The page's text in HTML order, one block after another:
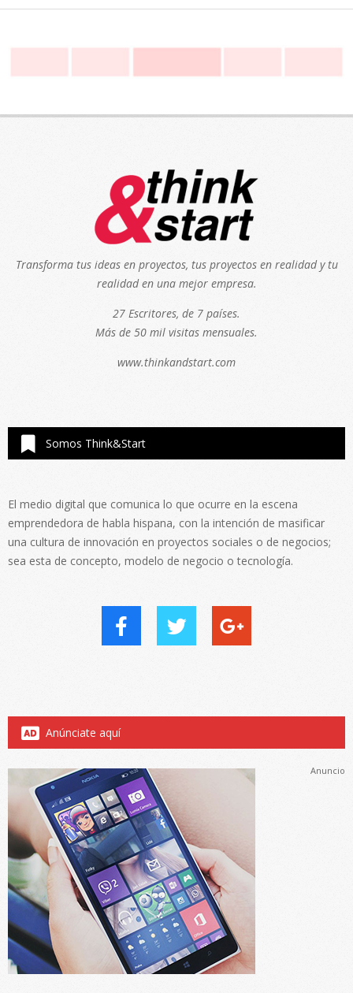
Transforma tus ideas en proyectos, tus proyectos en realidad y tu
realidad en una mejor empresa.
27 Escritores, de 7 países.
Más de 50 mil visitas mensuales.
www.thinkandstart.com
Somos Think&Start
El medio digital que comunica lo que ocurre en la escena
emprendedora de habla hispana, con la intención de masificar
una cultura de innovación en proyectos sociales o de negocios;
sea esta de concepto, modelo de negocio o tecnología.
Anúnciate aquí
Anuncio